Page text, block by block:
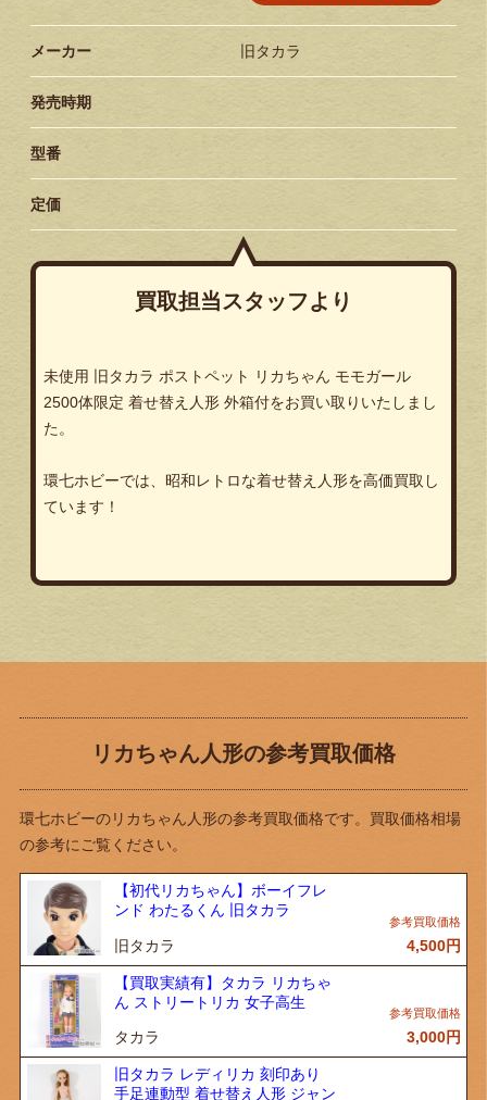
メーカー 旧タカラ
発売時期
型番
定価
買取担当スタッフより
未使用 旧タカラ ポストペット リカちゃん モモガール
2500体限定 着せ替え人形 外箱付をお買い取りいたしまし
た。
環七ホビーでは、昭和レトロな着せ替え人形を高価買取し
ています！
リカちゃん人形の参考買取価格
環七ホビーのリカちゃん人形の参考買取価格です。買取価格相場
の参考にご覧ください。
【初代リカちゃん】ボーイフレ
ンド わたるくん 旧タカラ
旧タカラ 4,500円
【買取実績有】タカラ リカちゃ
ん ストリートリカ 女子高生
タカラ 3,000円
旧タカラ レディリカ 刻印あり
手足連動型 着せ替え人形 ジャン